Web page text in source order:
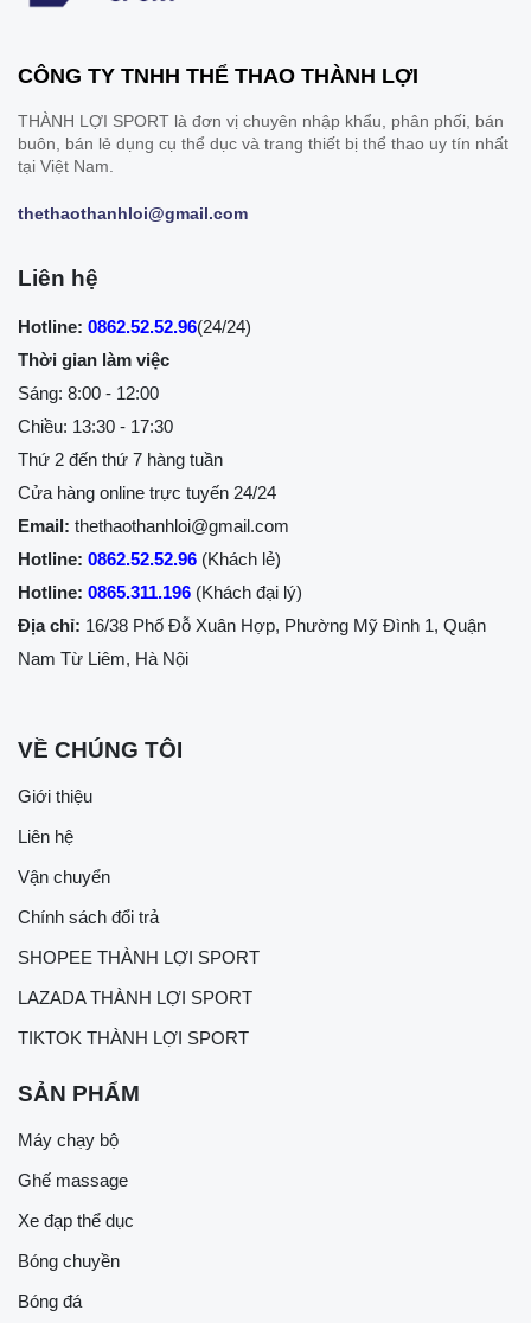
CÔNG TY TNHH THỂ THAO THÀNH LỢI
THÀNH LỢI SPORT là đơn vị chuyên nhập khẩu, phân phối, bán
buôn, bán lẻ dụng cụ thể dục và trang thiết bị thể thao uy tín nhất
tại Việt Nam.
thethaothanhloi@gmail.com
Liên hệ
Hotline: 0862.52.52.96(24/24)
Thời gian làm việc
Sáng: 8:00 - 12:00
Chiều: 13:30 - 17:30
Thứ 2 đến thứ 7 hàng tuần
Cửa hàng online trực tuyến 24/24
Email: thethaothanhloi@gmail.com
Hotline: 0862.52.52.96 (Khách lẻ)
Hotline: 0865.311.196 (Khách đại lý)
Địa chỉ: 16/38 Phố Đỗ Xuân Hợp, Phường Mỹ Đình 1, Quận
Nam Từ Liêm, Hà Nội
VỀ CHÚNG TÔI
Giới thiệu
Liên hệ
Vận chuyển
Chính sách đổi trả
SHOPEE THÀNH LỢI SPORT
LAZADA THÀNH LỢI SPORT
TIKTOK THÀNH LỢI SPORT
SẢN PHẨM
Máy chạy bộ
Ghế massage
Xe đạp thể dục
Bóng chuyền
Bóng đá